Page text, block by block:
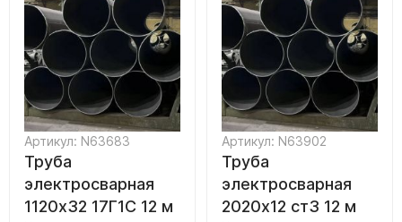
Артикул: N63683
Труба
электросварная
1120х32 17Г1С 12 м
Артикул: N63902
Труба
электросварная
2020х12 ст3 12 м